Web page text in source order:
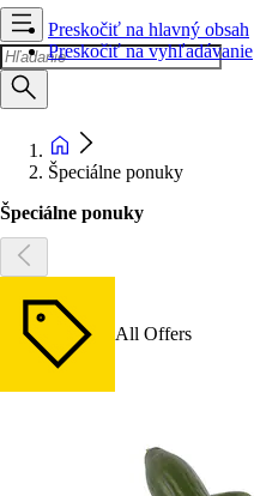
Preskočiť na hlavný obsah
Preskočiť na vyhľadávanie
Špeciálne ponuky
Špeciálne ponuky
All Offers